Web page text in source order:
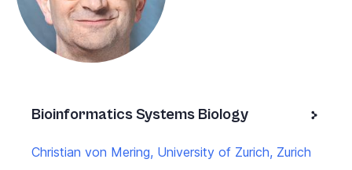
Bioinformatics Systems Biology
Christian von Mering, University of Zurich, Zurich